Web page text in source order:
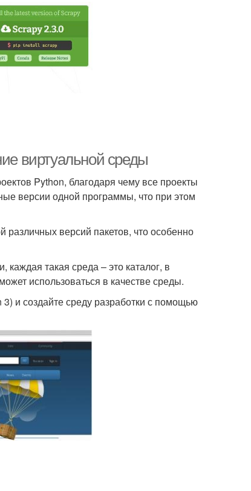
виртуальной среды
Python, благодаря чему все проекты
версии одной программы, что при этом
различных версий пакетов, что особенно
такая среда – это каталог, в
использоваться в качестве среды.
и создайте среду разработки с помощью